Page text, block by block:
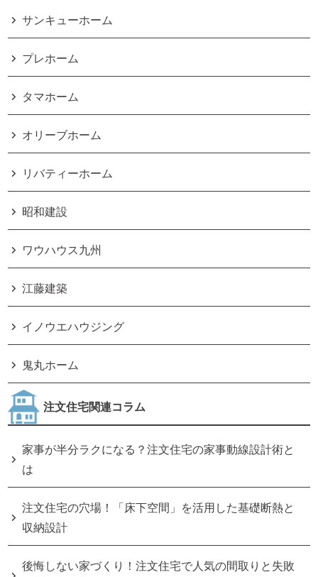
サンキューホーム
プレホーム
タマホーム
オリーブホーム
リバティーホーム
昭和建設
ワウハウス九州
江藤建築
イノウエハウジング
鬼丸ホーム
注文住宅関連コラム
家事が半分ラクになる？注文住宅の家事動線設計術と
は
注文住宅の穴場！「床下空間」を活用した基礎断熱と
収納設計
後悔しない家づくり！注文住宅で人気の間取りと失敗